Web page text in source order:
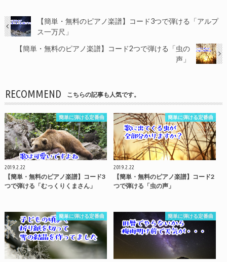
【簡単・無料のピアノ楽譜】コード3つで弾ける「アルプ
ス一万尺」
【簡単・無料のピアノ楽譜】コード2つで弾ける「虫の
声」
RECOMMEND こちらの記事も人気です。
簡単に弾ける定番曲
2019.2.22
【簡単・無料のピアノ楽譜】コード3
つで弾ける「むっくりくまさん」
簡単に弾ける定番曲
2019.2.22
【簡単・無料のピアノ楽譜】コード2
つで弾ける「虫の声」
簡単に弾ける定番曲 簡単に弾ける定番曲